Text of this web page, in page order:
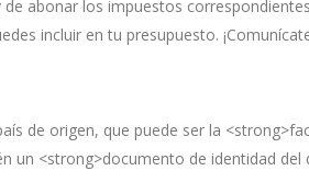
abonar los impuestos
incluir en tu presupuesto.
de origen, que puede ser la
<strong>documento de identidad